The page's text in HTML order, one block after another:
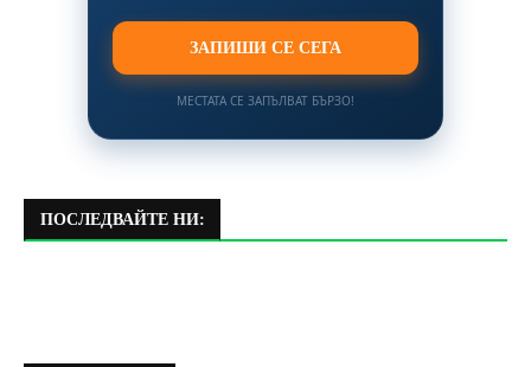
ЗАПИШИ СЕ СЕГА
МЕСТАТА СЕ ЗАПЪЛВАТ БЪРЗО!
ПОСЛЕДВАЙТЕ НИ: